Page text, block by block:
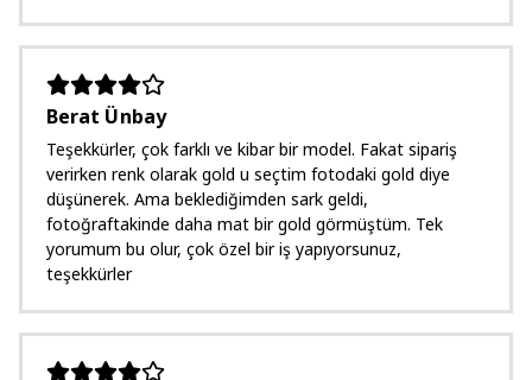
Berat Ünbay
Teşekkürler, çok farklı ve kibar bir model. Fakat sipariş
verirken renk olarak gold u seçtim fotodaki gold diye
düşünerek. Ama beklediğimden sark geldi,
fotoğraftakinde daha mat bir gold görmüştüm. Tek
yorumum bu olur, çok özel bir iş yapıyorsunuz,
teşekkürler